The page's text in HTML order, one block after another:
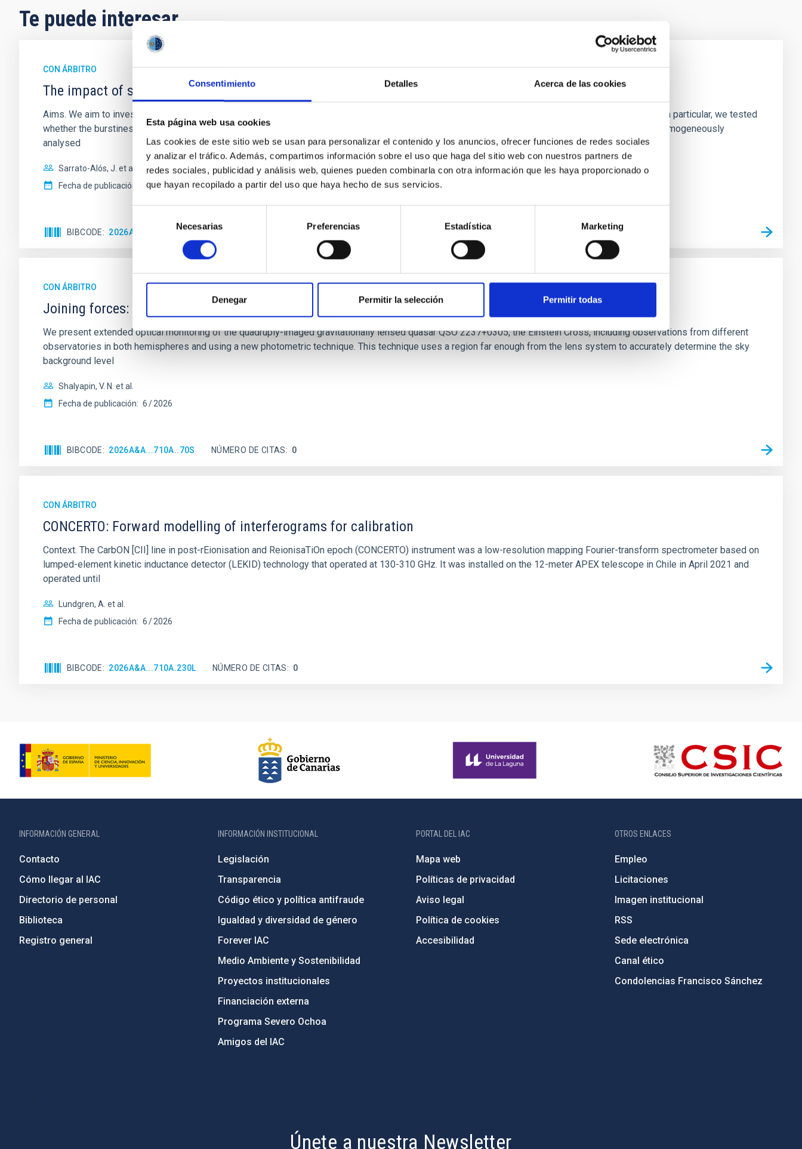
Consentimiento Detalles Acerca de las cookies
Esta página web usa cookies
Las cookies de este sitio web se usan para personalizar el contenido y los anuncios, ofrecer funciones de redes sociales
y analizar el tráfico. Además, compartimos información sobre el uso que haga del sitio web con nuestros partners de
redes sociales, publicidad y análisis web, quienes pueden combinarla con otra información que les haya proporcionado o
que hayan recopilado a partir del uso que haya hecho de sus servicios.
de
consentimiento
Necesarias Preferencias Estadística Marketing
Denegar Permitir la selección Permitir todas
Te puede interesar
CON ÁRBITRO
The impact of star formation histories on the inner dark matter density slopes of galaxies
Aims. We aim to investigate the connection between star formation histories (SFHs) and the inner dark matter density profiles of simulated galaxies. In particular, we tested
whether the burstiness and temporal distribution of star formation influence the formation of cored versus cuspy dark matter profiles. Methods. We homogeneously
analysed
Sarrato-Alós, J. et al.
Fecha de publicación:
6 2026
BIBCODE 2026A&A...710A..95S NÚMERO DE CITAS
CON ÁRBITRO
Joining forces: 30 years of optical monitoring of the Einstein Cross
We present extended optical monitoring of the quadruply-imaged gravitationally lensed quasar QSO 2237+0305, the Einstein Cross, including observations from different
observatories in both hemispheres and using a new photometric technique. This technique uses a region far enough from the lens system to accurately determine the sky
background level
Shalyapin, V. N. et al.
Fecha de publicación: 6 2026
BIBCODE 2026A&A...710A..70S NÚMERO DE CITAS 0
CON ÁRBITRO
CONCERTO: Forward modelling of interferograms for calibration
Context. The CarbON [CII] line in post-rEionisation and ReionisaTiOn epoch (CONCERTO) instrument was a low-resolution mapping Fourier-transform spectrometer based on
lumped-element kinetic inductance detector (LEKID) technology that operated at 130-310 GHz. It was installed on the 12-meter APEX telescope in Chile in April 2021 and
operated until
Lundgren, A. et al.
Fecha de publicación: 6 2026
BIBCODE 2026A&A...710A.230L NÚMERO DE CITAS 0
INFORMACIÓN GENERAL
Contacto
Cómo llegar al IAC
Directorio de personal
Biblioteca
Registro general
INFORMACIÓN INSTITUCIONAL
Legislación
Transparencia
Código ético y política antifraude
Igualdad y diversidad de género
Forever IAC
Medio Ambiente y Sostenibilidad
Proyectos institucionales
Financiación externa
Programa Severo Ochoa
Amigos del IAC
PORTAL DEL IAC
Mapa web
Políticas de privacidad
Aviso legal
Política de cookies
Accesibilidad
OTROS ENLACES
Empleo
Licitaciones
Imagen institucional
RSS
Sede electrónica
Canal ético
Condolencias Francisco Sánchez
Únete a nuestra Newsletter